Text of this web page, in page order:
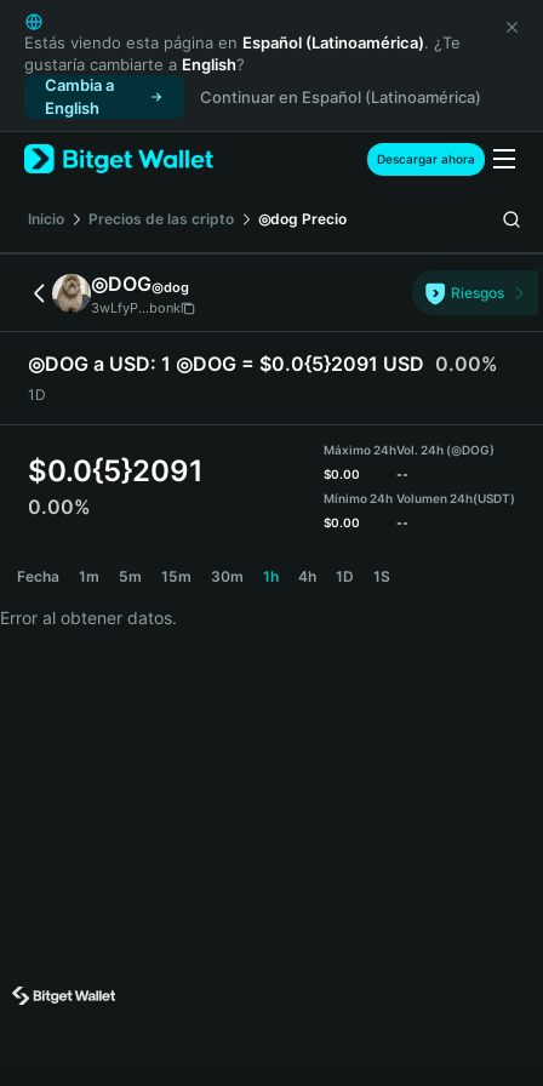
English
日本語
Tiếng Việt
Русский
Español (Latinoamérica)
Türkçe
Français
Deutsch
简体中文
繁體中文
Português (Portugal)
Bahasa Indonesia
ภาษาไทย
हिन्दी
Español
Português (Brasil)
Estás viendo esta página en Español (Latinoamérica). ¿Te
gustaría cambiarte a English?
Cambia a
English
Continuar en Español (Latinoamérica)
Descargar ahora
Inicio Precios de las cripto ◎dog Precio
◎DOG◎dog
3wLfyP...bonk
Riesgos
◎DOG a USD: 1 ◎DOG = $0.0{5}2091 USD 0.00%
1D
$0.0{5}2091
0.00%
Máximo 24h
$0.00
Mínimo 24h
$0.00
Vol. 24h (◎DOG)
--
Volumen 24h(USDT)
--
Fecha 1m 5m 15m 30m 1h 4h 1D 1S
Error al obtener datos.